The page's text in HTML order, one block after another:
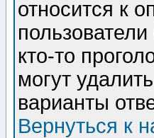
относится к
кто-то
могут
варианты
Вернуться к